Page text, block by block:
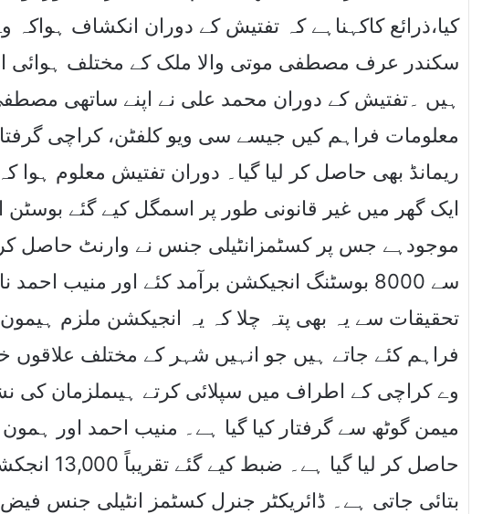
کیا،ذرائع کاکہناہے کہ تفتیش کے دوران انکشاف
سکندر عرف مصطفی موتی والا ملک کے مختلف ہوائی
ہیں ۔تفتیش کے دوران محمد علی نے اپنے ساتھی
معلومات فراہم کیں جیسے سی ویو کلفٹن، کراچی
ریمانڈ بھی حاصل کر لیا گیا۔ دوران تفتیش معلوم ہوا
ایک گھر میں غیر قانونی طور پر اسمگل کیے گئے
موجودہے جس پر کسٹمزانٹیلی جنس نے وارنٹ حاصل
سے 8000 بوسٹنگ انجیکشن برآمد کئے اور منیب
تحقیقات سے یہ بھی پتہ چلا کہ یہ انجیکشن ملزم
فراہم کئے جاتے ہیں جو انہیں شہر کے مختلف علاقوں
وے کراچی کے اطراف میں سپلائی کرتے ہیںملزمان کی
میمن گوٹھ سے گرفتار کیا گیا ہے۔ منیب احمد اور
بتائی جاتی ہے۔ ڈائریکٹر جنرل کسٹمز انٹیلی جنس